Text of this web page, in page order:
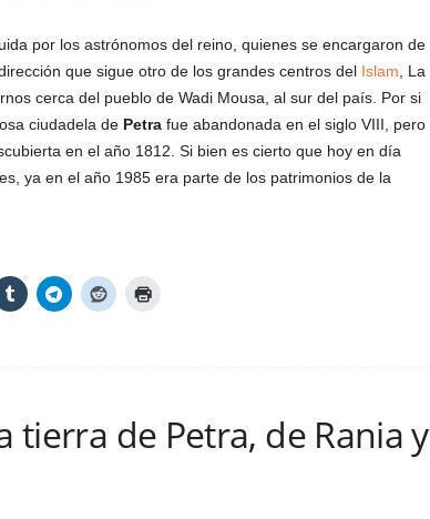
por los astrónomos del reino, quienes se encargaron de
que sigue otro de los grandes centros del Islam , La
cerca del pueblo de Wadi Mousa, al sur del país. Por si
ciudadela de Petrafue abandonada en el siglo VIII, pero
en el año 1812. Si bien es cierto que hoy en día
ya en el año 1985 era parte de los patrimonios de la
tierra de Petra, de Rania y